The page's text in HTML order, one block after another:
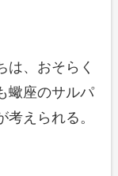
は、おそらく
蠍座のサルパ
考えられる。